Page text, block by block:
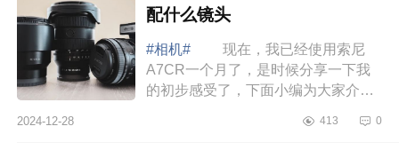
配什么镜头
#相机#
现在，我已经使用索尼
A7CR一个月了，是时候分享一下我
的初步感受了，下面小编为大家介绍
么镜头 索尼a7cr测评如何 索
2024-12-28 413 0